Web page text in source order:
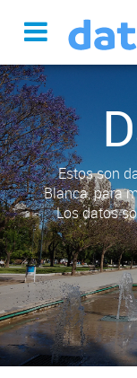
Estos son
Blanca, para
Los datos